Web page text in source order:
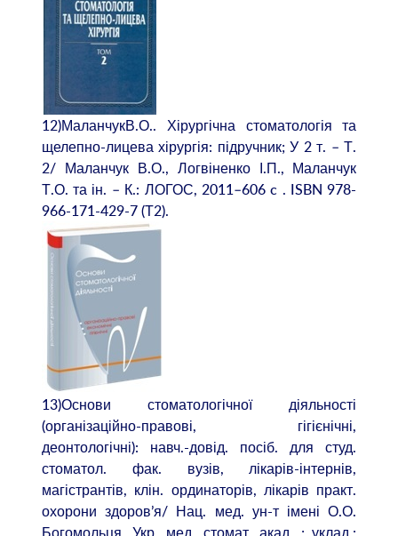
12)МаланчукВ.О.. Хірургічна стоматологія та
щелепно-лицева хірургія: підручник; У 2 т. – Т.
2/ Маланчук В.О., Логвіненко І.П., Маланчук
Т.О. та ін. – К.: ЛОГОС, 2011–606 c . ISBN 978-
966-171-429-7 (Т2).
13)Основи стоматологічної діяльності
(організаційно-правові, гігієнічні,
деонтологічні): навч.-довід. посіб. для студ.
стоматол. фак. вузів, лікарів-інтернів,
магістрантів, клін. ординаторів, лікарів практ.
охорони здоров’я/ Нац. мед. ун-т імені О.О.
Богомольця, Укр. мед. стомат. акад. ; уклад.: